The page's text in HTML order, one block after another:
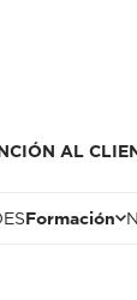
AL
Formación